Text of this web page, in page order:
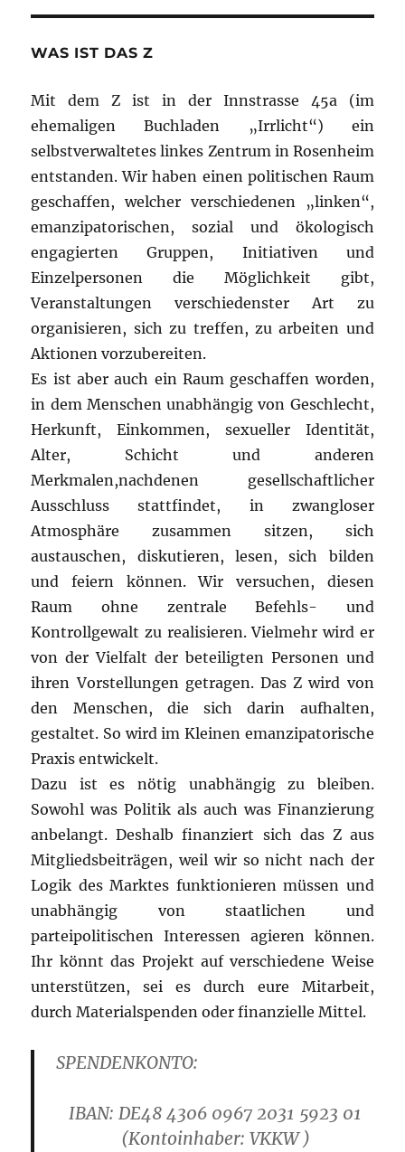
WAS IST DAS Z
Mit dem Z ist in der Innstrasse 45a (im
ehemaligen Buchladen „Irrlicht“) ein
selbstverwaltetes linkes Zentrum in Rosenheim
entstanden. Wir haben einen politischen Raum
geschaffen, welcher verschiedenen „linken“,
emanzipatorischen, sozial und ökologisch
engagierten Gruppen, Initiativen und
Einzelpersonen die Möglichkeit gibt,
Veranstaltungen verschiedenster Art zu
organisieren, sich zu treffen, zu arbeiten und
Aktionen vorzubereiten.
Es ist aber auch ein Raum geschaffen worden,
in dem Menschen unabhängig von Geschlecht,
Herkunft, Einkommen, sexueller Identität,
Alter, Schicht und anderen
Merkmalen,nachdenen gesellschaftlicher
Ausschluss stattfindet, in zwangloser
Atmosphäre zusammen sitzen, sich
austauschen, diskutieren, lesen, sich bilden
und feiern können. Wir versuchen, diesen
Raum ohne zentrale Befehls- und
Kontrollgewalt zu realisieren. Vielmehr wird er
von der Vielfalt der beteiligten Personen und
ihren Vorstellungen getragen. Das Z wird von
den Menschen, die sich darin aufhalten,
gestaltet. So wird im Kleinen emanzipatorische
Praxis entwickelt.
Dazu ist es nötig unabhängig zu bleiben.
Sowohl was Politik als auch was Finanzierung
anbelangt. Deshalb finanziert sich das Z aus
Mitgliedsbeiträgen, weil wir so nicht nach der
Logik des Marktes funktionieren müssen und
unabhängig von staatlichen und
parteipolitischen Interessen agieren können.
Ihr könnt das Projekt auf verschiedene Weise
unterstützen, sei es durch eure Mitarbeit,
durch Materialspenden oder finanzielle Mittel.
SPENDENKONTO:
IBAN: DE48 4306 0967 2031 5923 01
(Kontoinhaber: VKKW )